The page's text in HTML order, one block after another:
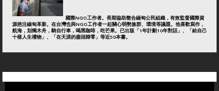
國際NGO工作者。長期協助整合緬甸公民組織，有效監督國際資
源挹注緬甸革新。在台灣也與NGO工作者一起關心弱勢族群、環境等議題。他喜歡寫作，
航海，划獨木舟，騎自行車，喝黑咖啡，吃芒果。已出版「1年計劃10年對話」、「給自己
十樣人生禮物」、「在天涯的盡頭歸零」等近50本書。